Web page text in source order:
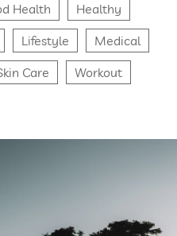
Health
Healthy
Lifestyle
Medical
Care Workout